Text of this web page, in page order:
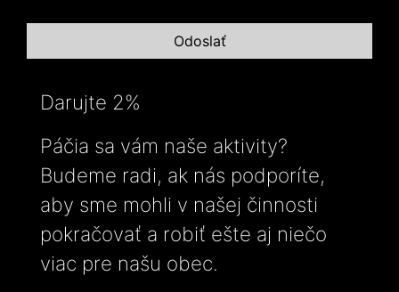
Darujte 2%
Páčia sa vám naše aktivity?
Budeme radi, ak nás podporíte,
aby sme mohli v našej činnosti
pokračovať a robiť ešte aj niečo
viac pre našu obec.